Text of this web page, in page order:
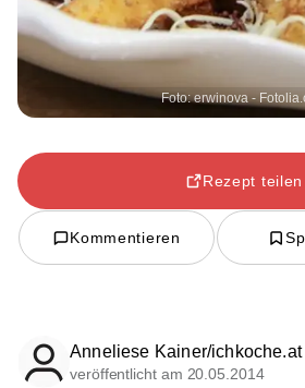
Foto: erwinova -
Rezept teilen
Kommentieren
Anneliese Kainer/ichkoche.at
veröffentlicht am 20.05.2014